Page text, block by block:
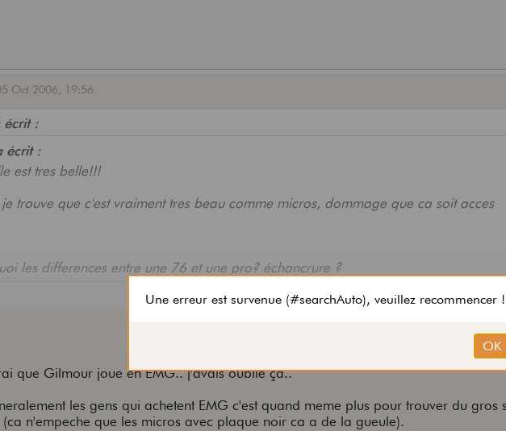
Oct 2006, 19:56
écrit :
écrit :
est tres belle!!!
trouve que c'est vraiment tres beau comme micros, dommage que ca soit acces
les differences entre une 76 et une pro? échancrure ?
la présence d'une table en érable, et d'un binding autour du corps/manche ainsi
en nacre ( les blocs ) sur le manche.
a une touche en ébène aussi
que Gilmour joue en EMG.. j'avais oublié ça..
les gens qui achetent EMG c'est quand meme plus pour trouver du gros
(ca n'empeche que les micros avec plaque noir ca a de la gueule).